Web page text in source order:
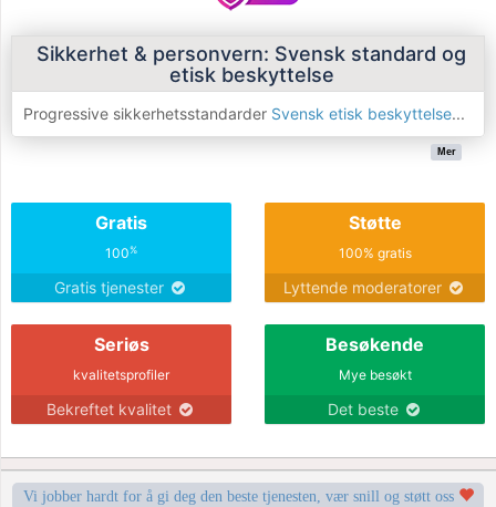
Sikkerhet & personvern: Svensk standard og
etisk beskyttelse
Progressive sikkerhetsstandarder Svensk etisk beskyttelse...
Mer
Gratis
100%
Gratis tjenester
Støtte
100% gratis
Lyttende moderatorer
Seriøs
kvalitetsprofiler
Bekreftet kvalitet
Besøkende
Mye besøkt
Det beste
Vi jobber hardt for å gi deg den beste tjenesten, vær snill og støtt oss